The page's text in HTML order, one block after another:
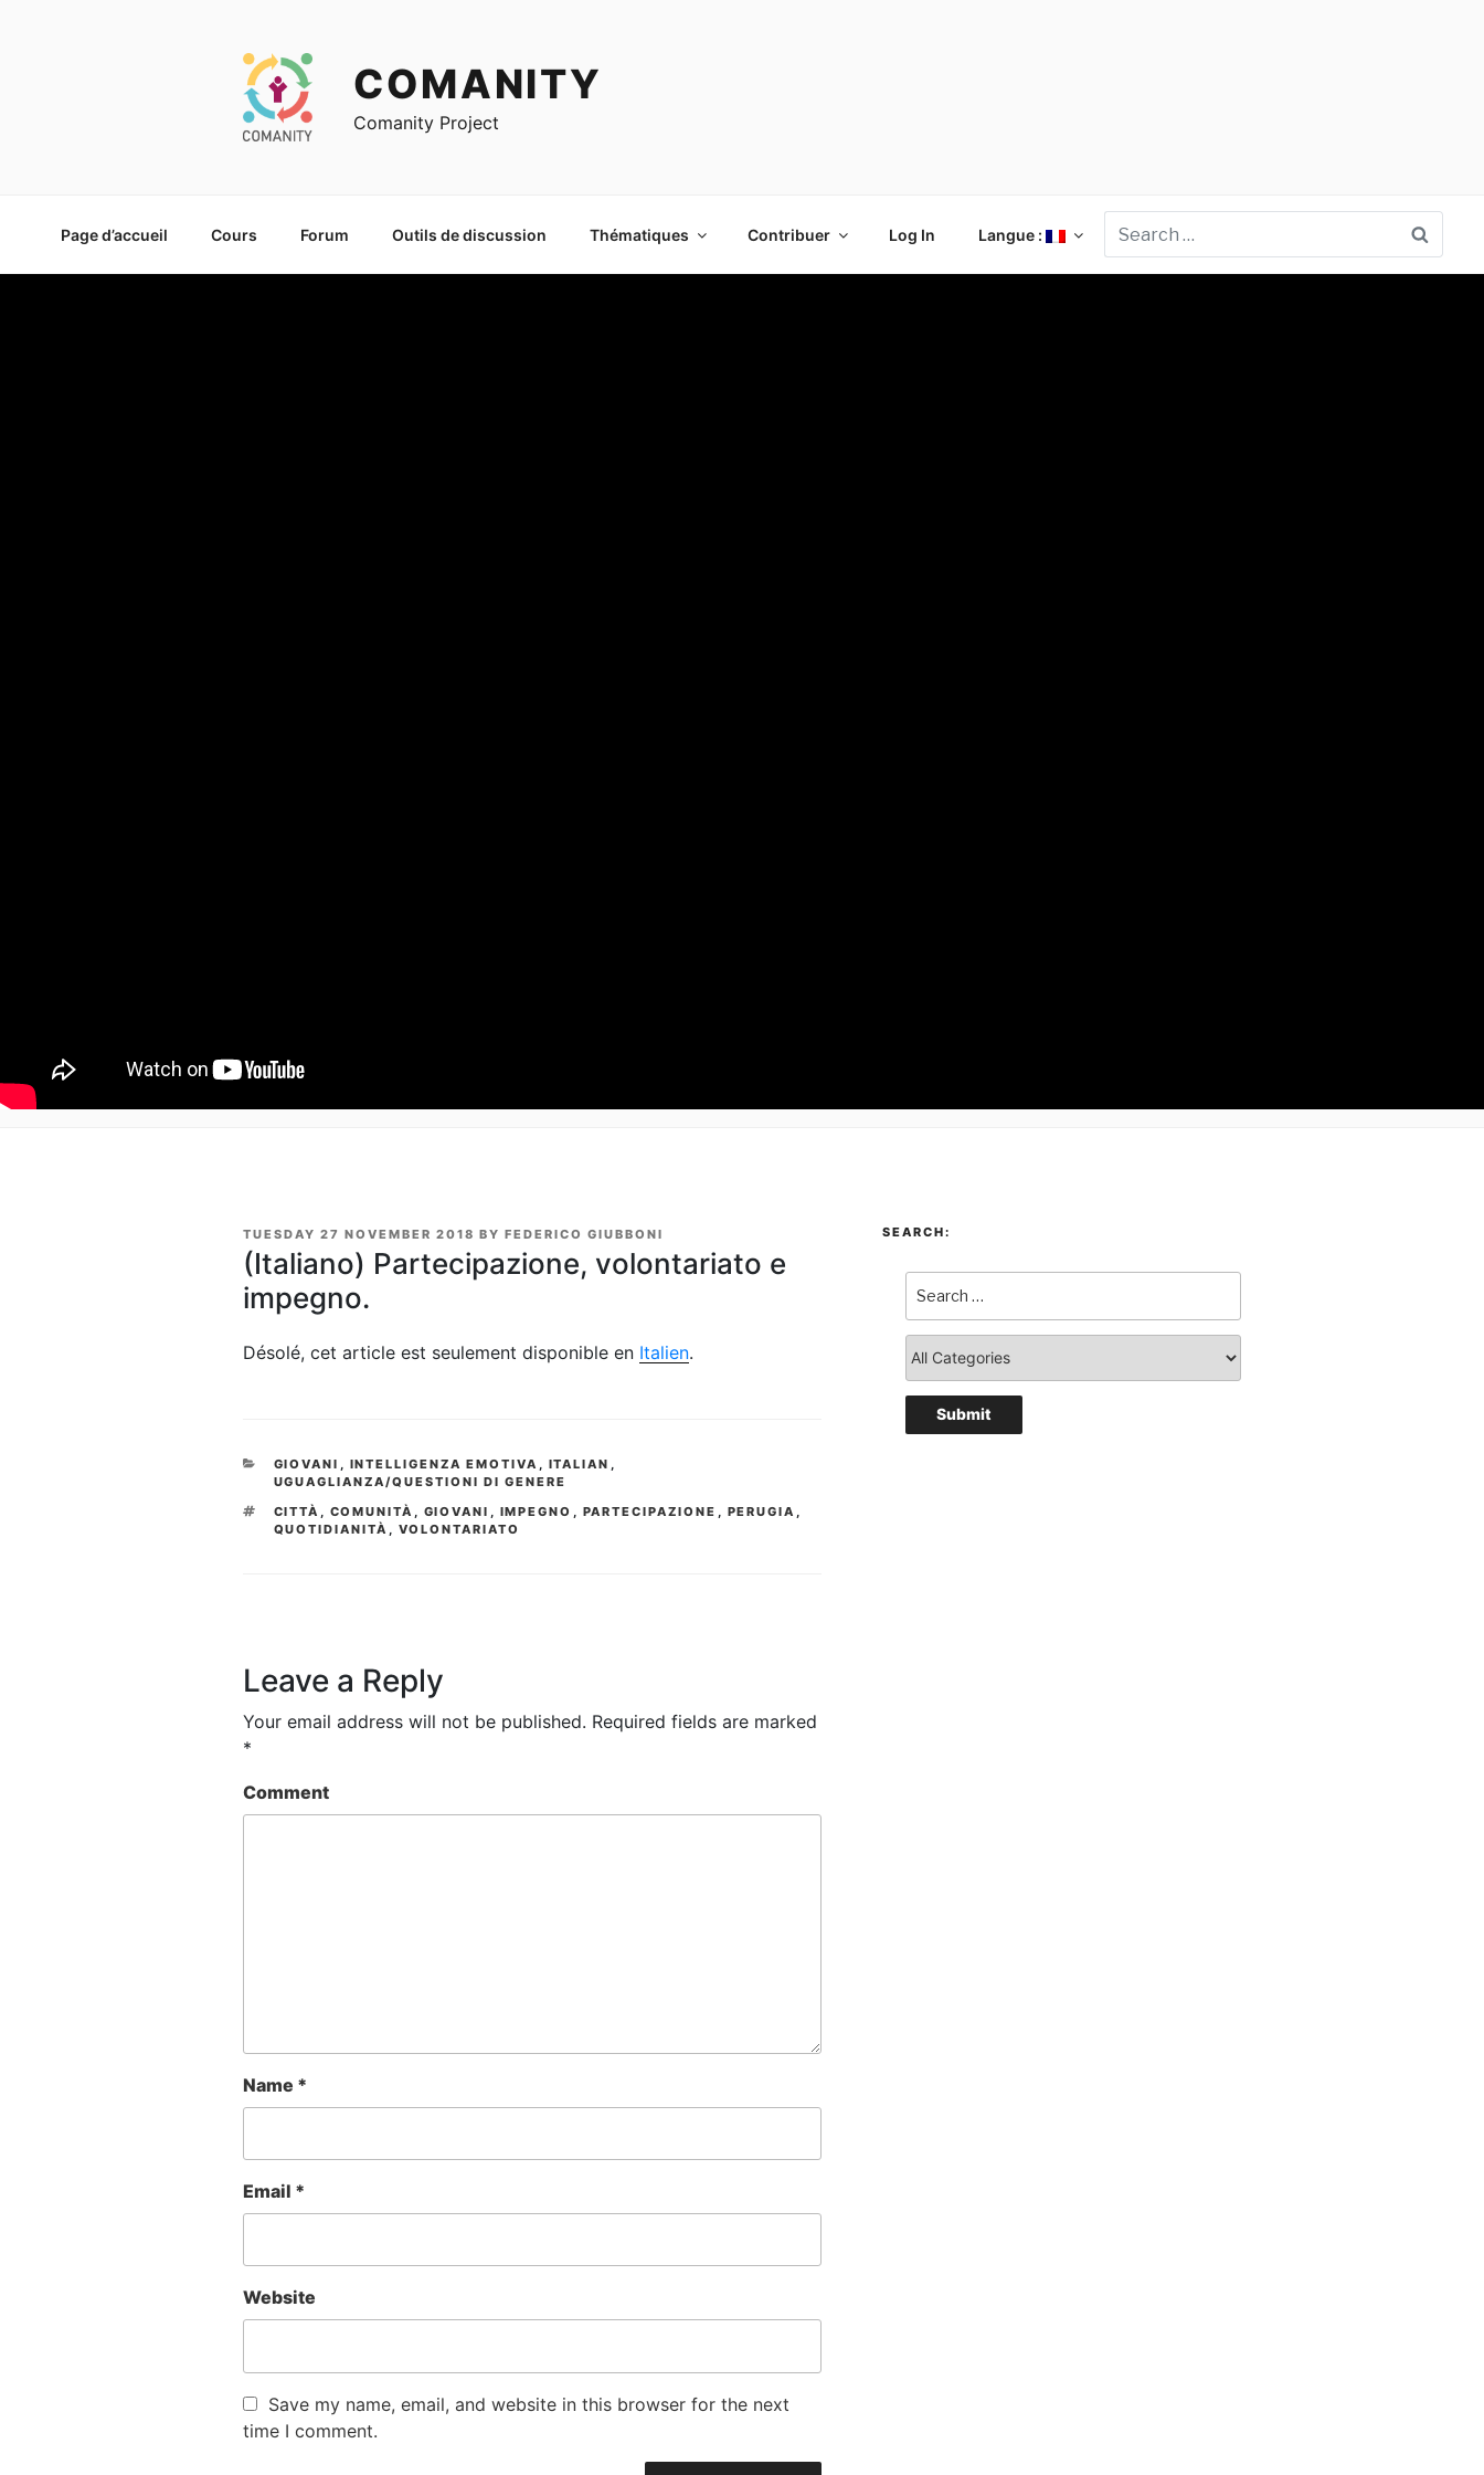
Page d’accueil Cours Forum Outils de discussion Thématiques Contribuer Log In Langue :
COMANITY
Comanity Project
POSTED
ON
TUESDAY 27 NOVEMBER 2018 BY FEDERICO GIUBBONI
(Italiano) Partecipazione, volontariato e
impegno.
Désolé, cet article est seulement disponible en Italien.
CATEGORIES
GIOVANI , INTELLIGENZA EMOTIVA , ITALIAN ,
UGUAGLIANZA/QUESTIONI DI GENERE
TAGS
CITTÀ , COMUNITÀ , GIOVANI , IMPEGNO , PARTECIPAZIONE , PERUGIA ,
QUOTIDIANITÀ , VOLONTARIATO
Leave a Reply
Your email address will not be published. Required fields are marked
*
Comment
Name *
Email *
Website
Save my name, email, and website in this browser for the next
time I comment.
SEARCH: